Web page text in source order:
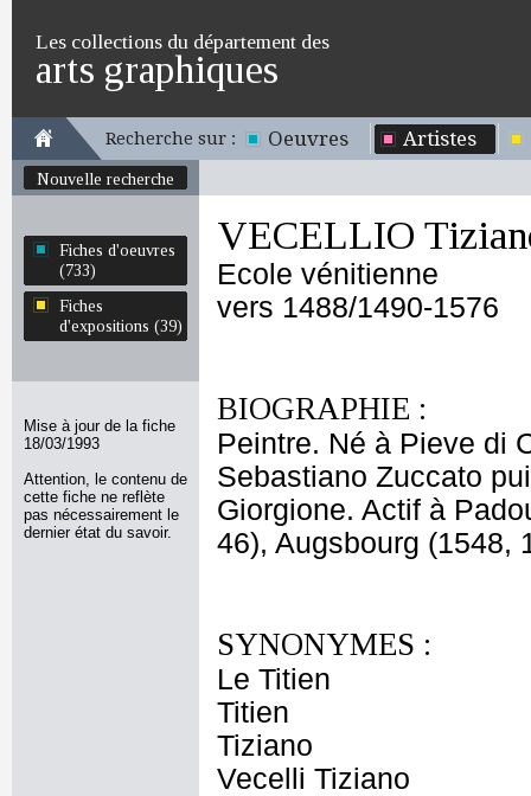
Les collections du département des
arts graphiques
Recherche sur : Oeuvres Artistes
Nouvelle recherche
Fiches d'oeuvres
(733)
Fiches
d'expositions (39)
Mise à jour de la fiche
18/03/1993
Attention, le contenu de
cette fiche ne reflète
pas nécessairement le
dernier état du savoir.
VECELLIO
Ecole vénitienne
vers 1488/1490-1576
BIOGRAPHIE :
Peintre. Né à Pieve di
Sebastiano Zuccato
Giorgione. Actif à
46), Augsbourg (1548,
SYNONYMES :
Le Titien
Titien
Tiziano
Vecelli Tiziano